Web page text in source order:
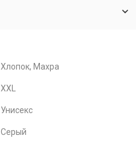
Хлопок, Махра
XXL
Унисекс
Серый